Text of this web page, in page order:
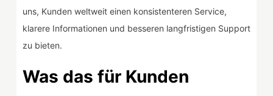
uns, Kunden weltweit einen konsistenteren Service,
klarere Informationen und besseren langfristigen Support
zu bieten.
Was das für Kunden